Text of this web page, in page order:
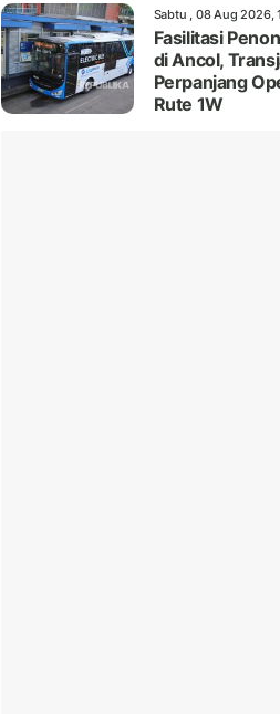
Sabtu , 08 Aug 2026,
Fasilitasi
di Ancol,
Perpanjang
Rute 1W